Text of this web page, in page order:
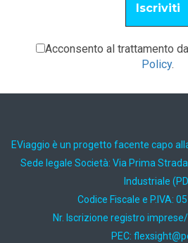
Acconsento al trattamento
Policy.
EViaggio è un progetto facente capo alla
Sede legale Società: Via Prima
Industriale
Codice Fiscale e P.IVA:
Nr. Iscrizione registro
PEC: